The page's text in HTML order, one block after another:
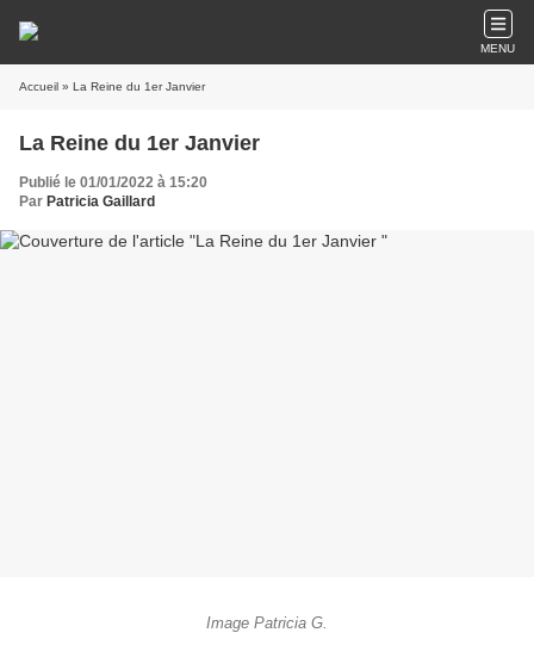
MENU
Accueil » La Reine du 1er Janvier
La Reine du 1er Janvier
Publié le 01/01/2022 à 15:20
Par Patricia Gaillard
Image Patricia G.